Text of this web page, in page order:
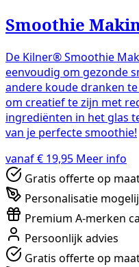
Smoothie
De Kilner® Smoothie
eenvoudig om gezonde
andere koude dranken
om creatief te zijn met
ingrediënten in het glas
van je perfecte smoothie!
vanaf € 19,95 Meer info
Gratis offerte op
Personalisatie
Premium A-merken
Persoonlijk advies
Gratis offerte op